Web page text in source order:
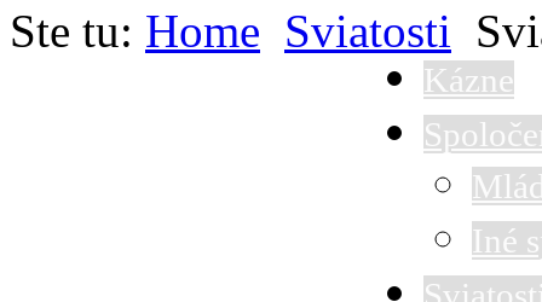
Ste tu: Home Sviatosti
Kázne
Iné